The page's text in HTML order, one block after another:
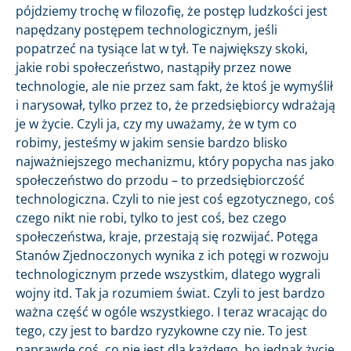
pójdziemy trochę w filozofię, że postęp ludzkości jest
napędzany postępem technologicznym, jeśli
popatrzeć na tysiące lat w tył. Te największy skoki,
jakie robi społeczeństwo, nastąpiły przez nowe
technologie, ale nie przez sam fakt, że ktoś je wymyślił
i narysował, tylko przez to, że przedsiębiorcy wdrażają
je w życie. Czyli ja, czy my uważamy, że w tym co
robimy, jesteśmy w jakim sensie bardzo blisko
najważniejszego mechanizmu, który popycha nas jako
społeczeństwo do przodu – to przedsiębiorczość
technologiczna. Czyli to nie jest coś egzotycznego, coś
czego nikt nie robi, tylko to jest coś, bez czego
społeczeństwa, kraje, przestają się rozwijać. Potęga
Stanów Zjednoczonych wynika z ich potęgi w rozwoju
technologicznym przede wszystkim, dlatego wygrali
wojny itd. Tak ja rozumiem świat. Czyli to jest bardzo
ważna część w ogóle wszystkiego. I teraz wracając do
tego, czy jest to bardzo ryzykowne czy nie. To jest